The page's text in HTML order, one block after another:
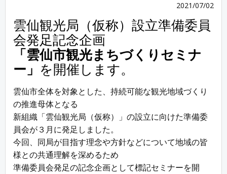
2021/07/02
雲仙観光局（仮称）設立準備委員
会発足記念企画
「雲仙市観光まちづくりセミナ
ー」 を開催します。
雲仙市全体を対象とした、持続可能な観光地域づくり
の推進母体となる
新組織「雲仙観光局（仮称）」の設立に向けた準備委
員会が３月に発足しました。
今回、同局が目指す理念や方針などについて地域の皆
様との共通理解を深めるため
準備委員会発足の記念企画として標記セミナーを開